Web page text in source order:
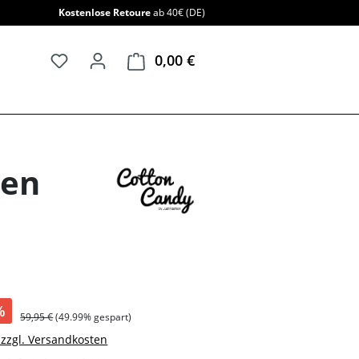
Kostenlose Retoureab 40€ (DE)
0,00 €Warenkorb enthält 0
59,95 €(49.99% gespart)
Versandkosten